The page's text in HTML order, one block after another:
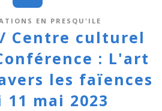
EN PRESQU'ILE
Centre culturel
: L'art
les faïences
11 mai 2023